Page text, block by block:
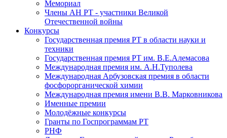
Мемориал
Члены АН РТ - участники Великой
Отечественной войны
Конкурсы
Государственная премия РТ в области науки и
техники
Государственная премия РТ им. В.Е.Алемасова
Международная премия им. А.Н.Туполева
Международная Арбузовская премия в области
фосфорорганической химии
Международная премия имени В.В. Марковникова
Именные премии
Молодёжные конкурсы
Гранты по Госпрограммам РТ
РНФ